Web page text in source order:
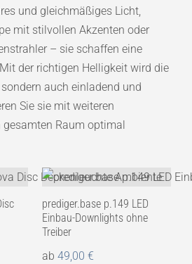
und gleichmäßiges Licht,
mit stilvollen Akzenten oder
– sie schaffen eine
der richtigen Helligkeit wird die
auch einladend und
Sie sie mit weiteren
Raum optimal
prediger.base p.149 LED
Einbau-Downlights ohne
Treiber
ab 49,00 €